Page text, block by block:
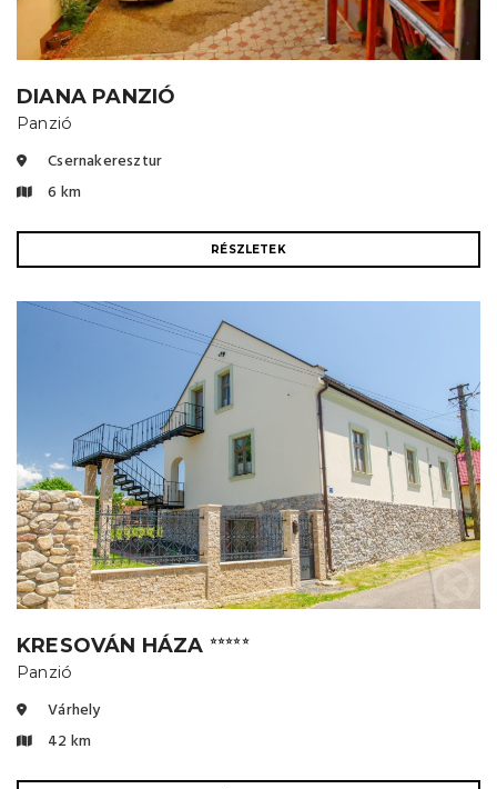
DIANA PANZIÓ
Panzió
Csernakeresztur
6 km
RÉSZLETEK
KRESOVÁN HÁZA ⭐⭐⭐⭐⭐
Panzió
Várhely
42 km